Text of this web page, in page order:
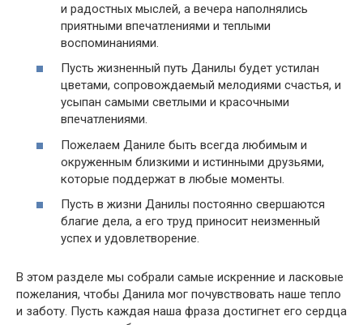
и радостных мыслей, а вечера наполнялись
приятными впечатлениями и теплыми
воспоминаниями.
Пусть жизненный путь Данилы будет устилан
цветами, сопровождаемый мелодиями счастья, и
усыпан самыми светлыми и красочными
впечатлениями.
Пожелаем Даниле быть всегда любимым и
окруженным близкими и истинными друзьями,
которые поддержат в любые моменты.
Пусть в жизни Данилы постоянно свершаются
благие дела, а его труд приносит неизменный
успех и удовлетворение.
В этом разделе мы собрали самые искренние и ласковые
пожелания, чтобы Данила мог почувствовать наше тепло
и заботу. Пусть каждая наша фраза достигнет его сердца